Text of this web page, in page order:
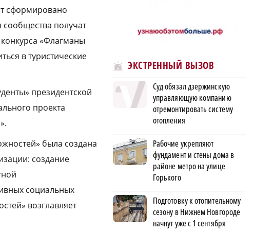
сформировано
получат
«Флагманы
в туристические
президентской
проекта
была создана
создание
социальных
возглавляет
ЭКСТРЕННЫЙ ВЫЗОВ
Суд обязал дзержинскую
управляющую компанию
отремонтировать систему
отопления
Рабочие укрепляют
фундамент и стены дома в
районе метро на улице
Горького
Подготовку к отопительному
сезону в Нижнем Новгороде
начнут уже с 1 сентября